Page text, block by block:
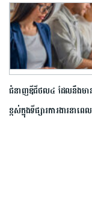
ជំនាញឌីជីថល៤ ដែលនឹងមាន
ខ្ពស់ក្នុងទីផ្សារការងារនាព